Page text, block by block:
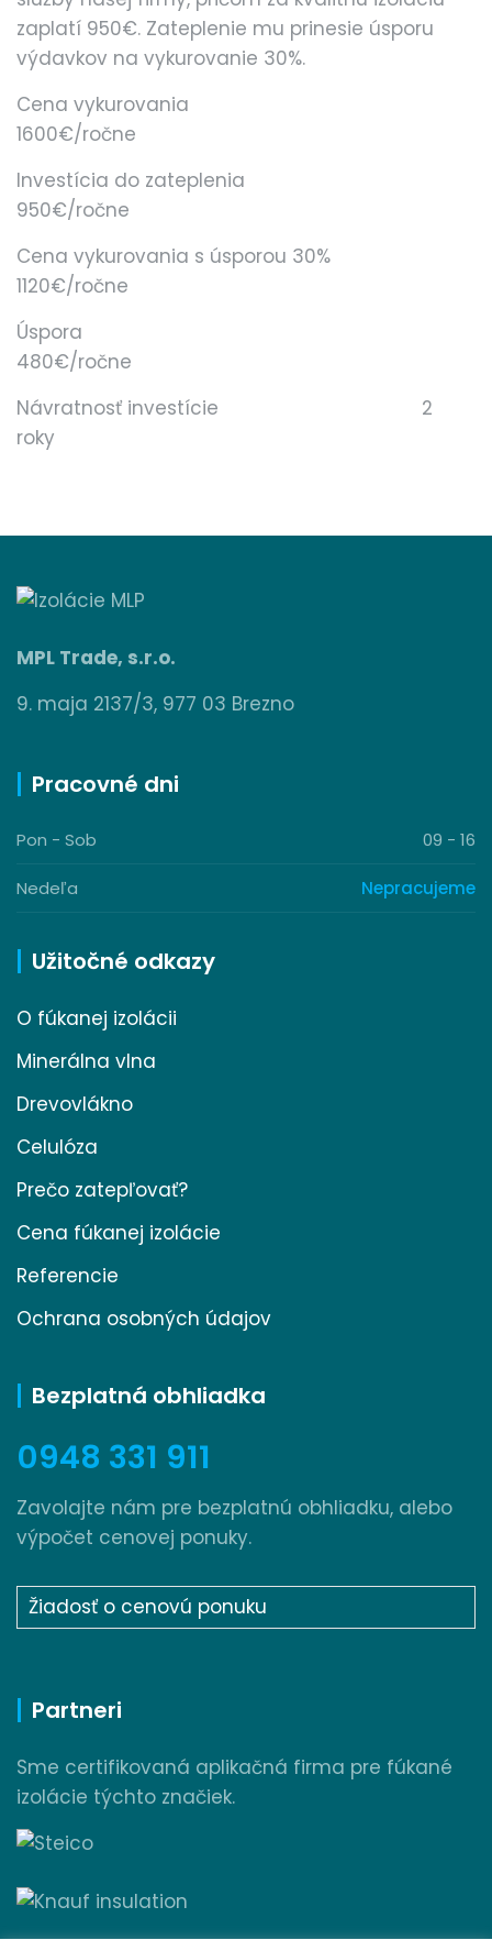
zaplatí 950€. Zateplenie mu prinesie úsporu
výdavkov na vykurovanie 30%.
Cena vykurovania
1600€/ročne
Investícia do zateplenia
950€/ročne
Cena vykurovania s úsporou 30%
1120€/ročne
Úspora
480€/ročne
Návratnosť investície 2
roky
MPL Trade, s.r.o.
9. maja 2137/3, 977 03 Brezno
Pracovné dni
Pon - Sob 09 - 16
Nedeľa Nepracujeme
Užitočné odkazy
O fúkanej izolácii
Minerálna vlna
Drevovlákno
Celulóza
Prečo zatepľovať?
Cena fúkanej izolácie
Referencie
Ochrana osobných údajov
Bezplatná obhliadka
0948 331 911
Zavolajte nám pre bezplatnú obhliadku, alebo
výpočet cenovej ponuky.
Žiadosť o cenovú ponuku
Partneri
Sme certifikovaná aplikačná firma pre fúkané
izolácie týchto značiek.